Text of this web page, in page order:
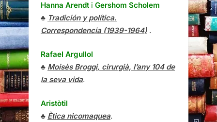
Hanna Arendt i Gershom Scholem
♣ Tradición y política.
Correspondencia (1939-1964) .
Rafael Argullol
♣ Moisès Broggi, cirurgià, l’any 104 de
la seva vida.
Aristòtil
♣ Ètica nicomaquea.